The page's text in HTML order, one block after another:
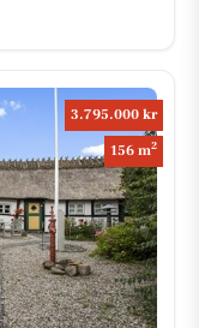
3.795.000 kr
156 m2